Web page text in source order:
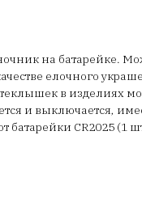
на батарейке.
елочного
в изделиях
и выключается,
батарейки CR2025 (1